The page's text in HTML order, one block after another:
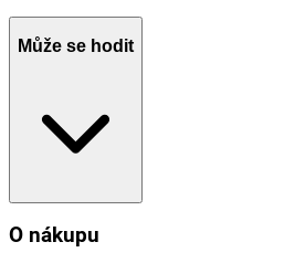
Může se hodit
O nákupu